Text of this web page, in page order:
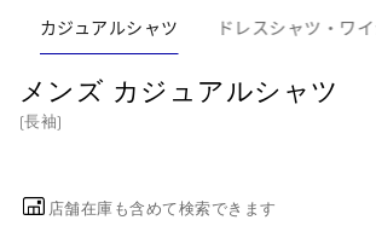
カジュアルシャツ ドレスシャツ・ワ
メンズ カジュアルシャツ
(長袖)
店舗在庫も含めて検索できます